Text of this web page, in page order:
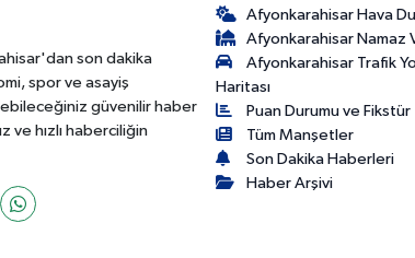
son dakika
spor ve asayiş
güvenilir haber
ve hızlı haberciliğin
Afyonkarahisar Hava
Afyonkarahisar Namaz
Afyonkarahisar Trafik
Haritası
Puan Durumu ve Fikstür
Tüm Manşetler
Son Dakika Haberleri
Haber Arşivi